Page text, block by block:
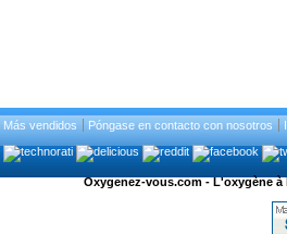
Más vendidos Póngase en contacto con nosotros
Oxygenez-vous.com - L'oxygène